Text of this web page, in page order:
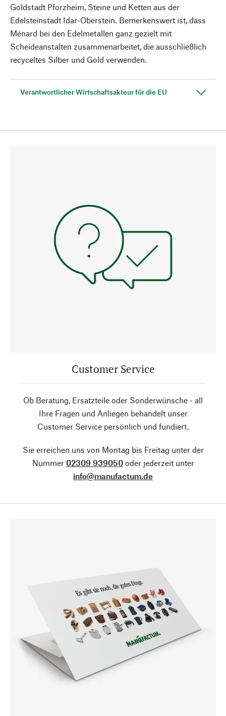
Goldstadt Pforzheim, Steine und Ketten aus der
Edelsteinstadt Idar-Oberstein. Bemerkenswert ist, dass
Ménard bei den Edelmetallen ganz gezielt mit
Scheideanstalten zusammenarbeitet, die ausschließlich
recyceltes Silber und Gold verwenden.
Verantwortlicher Wirtschaftsakteur für die EU
Customer Service
Ob Beratung, Ersatzteile oder Sonderwünsche - all
Ihre Fragen und Anliegen behandelt unser
Customer Service persönlich und fundiert.
Sie erreichen uns von Montag bis Freitag unter der
Nummer 02309 939050oder jederzeit unter
info@manufactum.de